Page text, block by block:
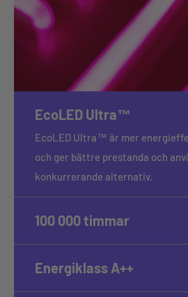
EcoLED Ultra™
EcoLED Ultra™ är mer
och ger bättre prestanda och
konkurrerande alternativ.
100 000 timmar
Energiklass A++